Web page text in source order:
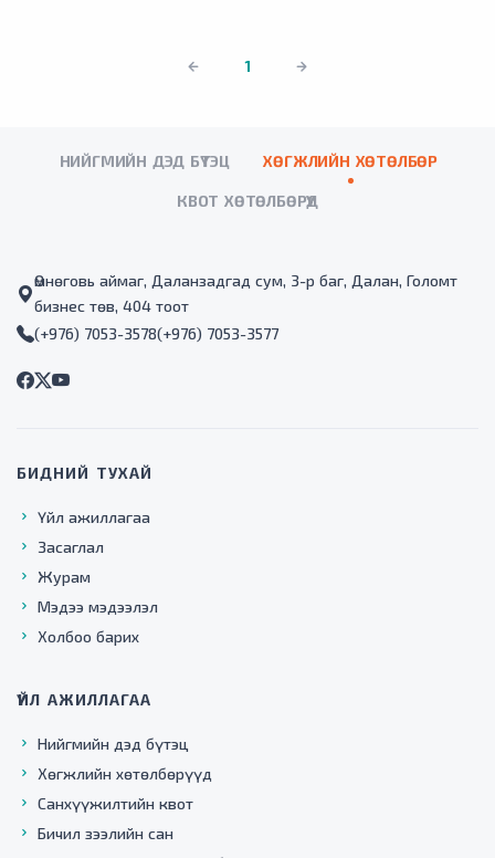
1
НИЙГМИЙН ДЭД БҮТЭЦ ХӨГЖЛИЙН ХӨТӨЛБӨР
КВОТ ХӨТӨЛБӨРҮҮД
Өмнөговь аймаг, Даланзадгад сум, 3-р баг, Далан, Голомт
бизнес төв, 404 тоот
(+976) 7053-3578(+976) 7053-3577
БИДНИЙ ТУХАЙ
Үйл ажиллагаа
Засаглал
Журам
Мэдээ мэдээлэл
Холбоо барих
ҮЙЛ АЖИЛЛАГАА
Нийгмийн дэд бүтэц
Хөгжлийн хөтөлбөрүүд
Санхүүжилтийн квот
Бичил зээлийн сан